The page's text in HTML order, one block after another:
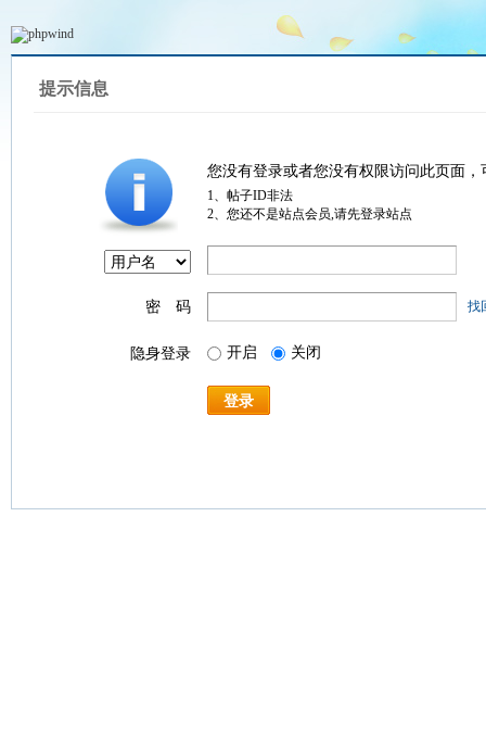
提示信息
您没有登录或者您没有权限访问此页面
1、帖子ID非法
2、您还不是站点会员,请先登录站点
密 码 找
隐身登录 开启 关闭
登录